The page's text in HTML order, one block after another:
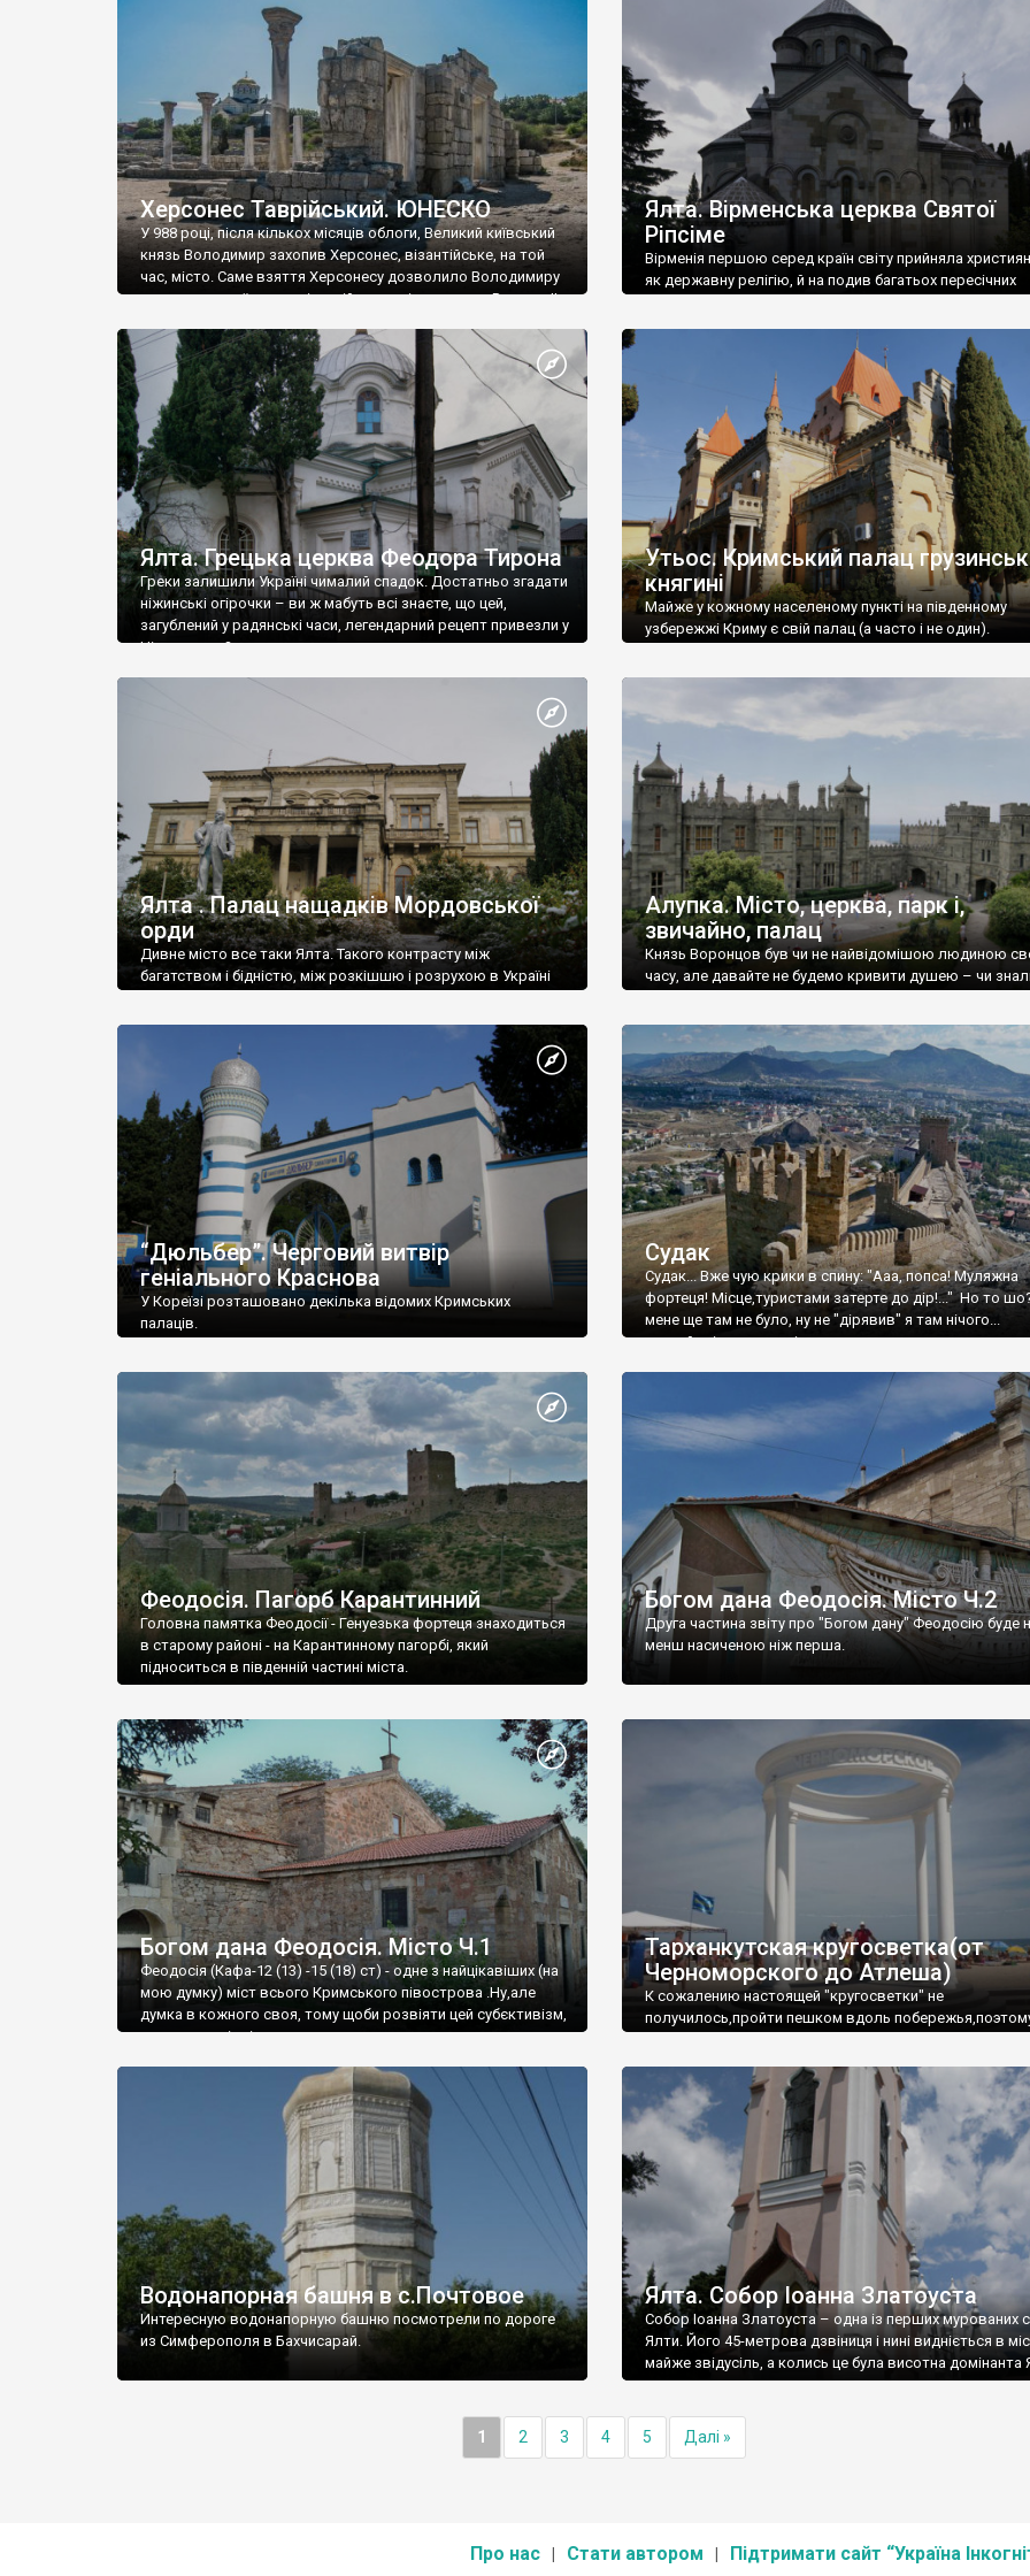
візантійської доби. Раритети викрадені з фондів об’єкту
культурної спадщини ЮНЕСКО «Херсонеса Таврійського».
Офіційно – на виставку «Золото Візантії», але експерти та
влада в Україні вважають це лише […]
називаються «повстяками» (postaki)…” “Вино. Крим
виробляє відмінне вино і його вдосталь: воно все
легке біле і дуже […]
Херсонес Таврійський. ЮНЕСКО
У 988 році, після кількох місяців облоги, Великий київський
князь Володимир захопив Херсонес, візантійське, на той
час, місто. Саме взяття Херсонесу дозволило Володимиру
диктувати свої умови візантійському імператору Василю ІІ,
Херсонесі Володимир-язичник, став Василем-
християнином. А потім було Хрещення Русі. На честь
Херсонесу Таврійського названо місто […]
Ялта. Вірменська церква Святої
Ріпсіме
Вірменія першою серед країн світу прийняла
як державну релігію, й на подив багатьох пересічних
Ялта. Грецька церква Феодора Тирона
Греки залишили Україні чималий спадок. Достатньо згадати
ніжинські огірочки – ви ж мабуть всі знаєте, що цей,
загублений у радянські часи, легендарний рецепт привезли у
Ніжин греки?
Утьос. Кримський палац
княгині
Майже у кожному населеному пункті на південному
узбережжі Криму є свій палац (а часто і не один).
Ялта . Палац нащадків Мордовської
орди
Дивне місто все таки Ялта. Такого контрасту між
багатством і бідністю, між розкішшю і розрухою в Україні
Алупка. Місто, церква, парк і,
звичайно, палац
Князь Воронцов був чи не найвідомішою людиною
часу, але давайте не будемо кривити душею – чи
“Дюльбер”. Черговий витвір
геніального Краснова
У Кореїзі розташовано декілька відомих Кримських
палаців.
Судак
Судак... Вже чую крики в спину: "Ааа, попса! Муляжна
фортеця! Місце,туристами затерте до дір!..." Но то
мене ще там не було, ну не "дірявив" я там нічого...
принаймні до цього літа.
Феодосія. Пагорб Карантинний
Головна памятка Феодосії - Генуезька фортеця знаходиться
в старому районі - на Карантинному пагорбі, який
підноситься в південній частині міста.
Богом дана Феодосія. Місто Ч.2
Друга частина звіту про "Богом дану" Феодосію буде
менш насиченою ніж перша.
Богом дана Феодосія. Місто Ч.1
Феодосія (Кафа-12 (13) -15 (18) ст) - одне з найцікавіших (на
мою думку) міст всього Кримського півострова .Ну,але
думка в кожного своя, тому щоби розвіяти цей субєктивізм,
запрошую відвідати це
Тарханкутская кругосветка(от
Черноморского до Атлеша)
К сожалению настоящей "кругосветки" не
получилось,пройти пешком вдоль
Водонапорная башня в с.Почтовое
Интересную водонапорную башню посмотрели по дороге
из Симферополя в Бахчисарай.
Ялта. Собор Іоанна Златоуста
Собор Іоанна Златоуста – одна із перших мурованих
Ялти. Його 45-метрова дзвіниця і нині видніється в
майже звідусіль, а колись це була висотна домінанта
1 2 3 4 5 Далі »
Про нас Стати автором Підтримати сайт “Україна